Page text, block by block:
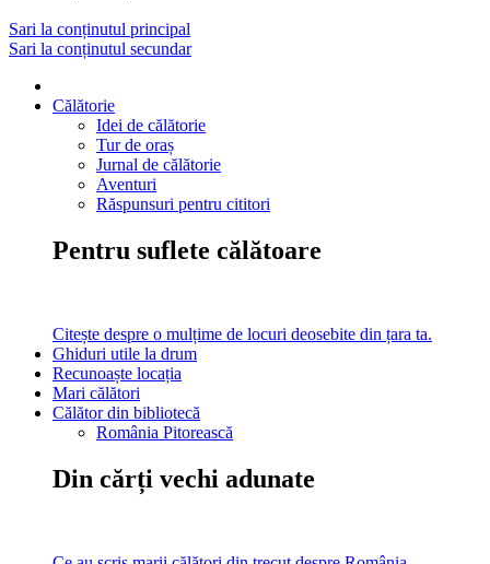
Sari la conținutul principal
Sari la conținutul secundar
Călătorie
Idei de călătorie
Tur de oraș
Jurnal de călătorie
Aventuri
Răspunsuri pentru cititori
Pentru suflete călătoare
Citește despre o mulțime de locuri deosebite din țara ta.
Ghiduri utile la drum
Recunoaște locația
Mari călători
Călător din bibliotecă
România Pitorească
Din cărți vechi adunate